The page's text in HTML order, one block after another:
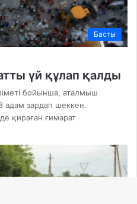
Басты
үй құлап қалды
бойынша, аталмыш
адам зардап шеккен.
қираған ғимарат